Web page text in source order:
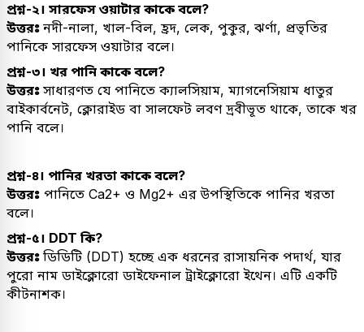
প্রশ্ন-২। সারফেস ওয়াটার কাকে বলে?
উত্তরঃ নদী-নালা, খাল-বিল, হ্রদ, লেক, পুকুর, ঝর্ণা, প্রভৃতির
পানিকে সারফেস ওয়াটার বলে।
প্রশ্ন-৩। খর পানি কাকে বলে?
উত্তরঃ সাধারণত যে পানিতে ক্যালসিয়াম, ম্যাগনেসিয়াম ধাতুর
বাইকার্বনেট, ক্লোরাইড বা সালফেট লবণ দ্রবীভূত থাকে, তাকে খর
পানি বলে।
প্রশ্ন-৪। পানির খরতা কাকে বলে?
উত্তরঃ পানিতে Ca2+ ও Mg2+ এর উপস্থিতিকে পানির খরতা
বলে।
প্রশ্ন-৫। DDT কি?
উত্তরঃ ডিডিটি (DDT) হচ্ছে এক ধরনের রাসায়নিক পদার্থ, যার
পুরো নাম ডাইক্লোরো ডাইফেনাল ট্রাইক্লোরো ইথেন। এটি একটি
কীটনাশক।